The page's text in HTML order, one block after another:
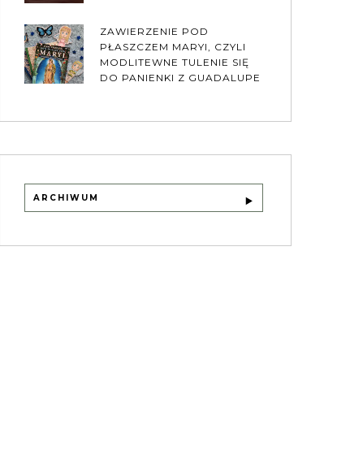
ZAWIERZENIE POD
PŁASZCZEM MARYI, CZYLI
MODLITEWNE TULENIE SIĘ
DO PANIENKI Z GUADALUPE
ARCHIWUM